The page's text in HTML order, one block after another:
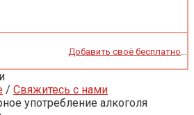
Добавить своё бесплатно...
/ Свяжитесь с нами
употребление алкоголя